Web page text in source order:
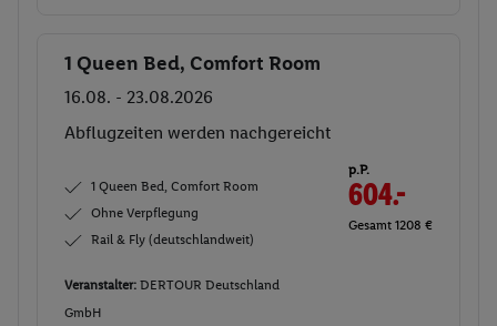
Buchen
1 Queen Bed, Comfort Room
16.08. - 23.08.2026
Abflugzeiten werden nachgereicht
1 Queen Bed, Comfort Room
Ohne Verpflegung
Rail & Fly (deutschlandweit)
p.P.
604.-
Gesamt 1208 €
Veranstalter: DERTOUR Deutschland
GmbH